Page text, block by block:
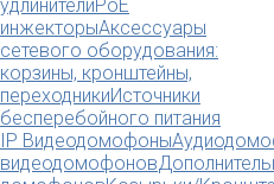
удлинителиPoE
инжекторыАксессуары
сетевого оборудования:
корзины, кронштейны,
переходникиИсточники
бесперебойного питания
IP Видеодомофоны
видеодомофонов